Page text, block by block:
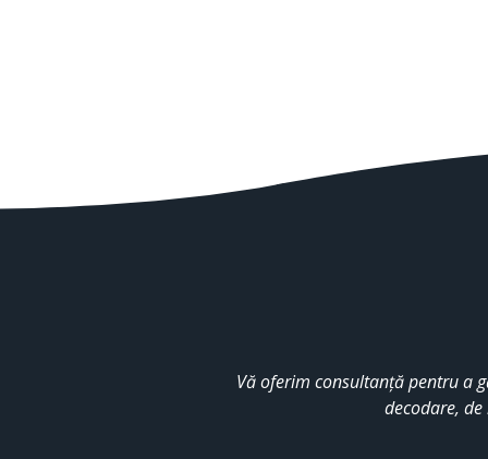
Vă oferim consultanță pentru a
decodare,